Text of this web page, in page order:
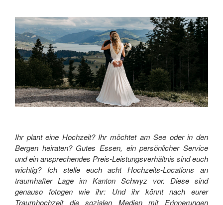
Ihr plant eine Hochzeit? Ihr möchtet am See oder in den
Bergen heiraten? Gutes Essen, ein persönlicher Service
und ein ansprechendes Preis-Leistungsverhältnis sind euch
wichtig? Ich stelle euch acht Hochzeits-Locations an
traumhafter Lage im Kanton Schwyz vor. Diese sind
genauso fotogen wie ihr: Und ihr könnt nach eurer
Traumhochzeit die sozialen Medien mit Erinnerungen